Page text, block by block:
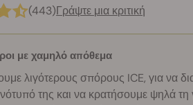
(443)Γράψτε μια κριτική
με χαμηλό απόθεμα
λιγότερους σπόρους ICE, για να
της και να κρατήσουμε ψηλά τη